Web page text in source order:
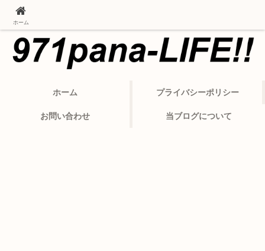
ホーム プライバシーポリシー
お問い合わせ 当ブログについて
ホーム